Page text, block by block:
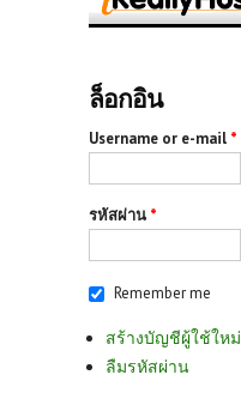
ล็อกอิน
Username or e-mail *
รหัสผ่าน *
Remember me
สร้างบัญชีผู้ใช้ใหม่
ลืมรหัสผ่าน